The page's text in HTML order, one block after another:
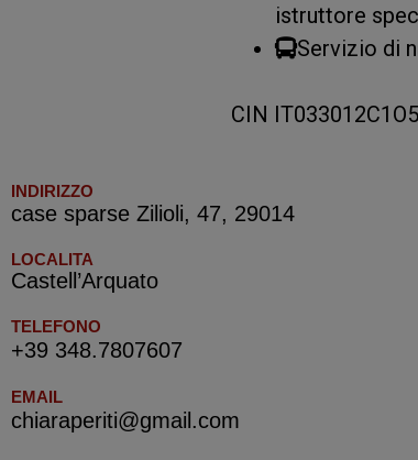
istruttore
Servizio di
CIN
INDIRIZZO
case sparse Zilioli, 47, 29014
LOCALITA
Castell’Arquato
TELEFONO
+39 348.7807607
EMAIL
chiaraperiti@gmail.com